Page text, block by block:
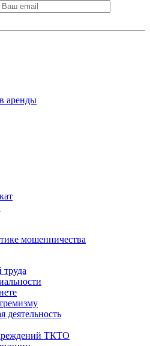
аренды
мошенничества
деятельность
ТКТО